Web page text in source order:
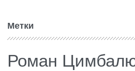
Метки
Роман